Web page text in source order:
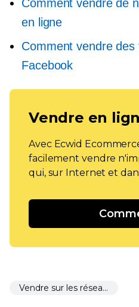
Comment vendre de
en ligne
Comment vendre
Facebook
Vendre en
Avec Ecwid
facilement vendre
qui, sur Internet et
Vendre sur les réseaux sociaux